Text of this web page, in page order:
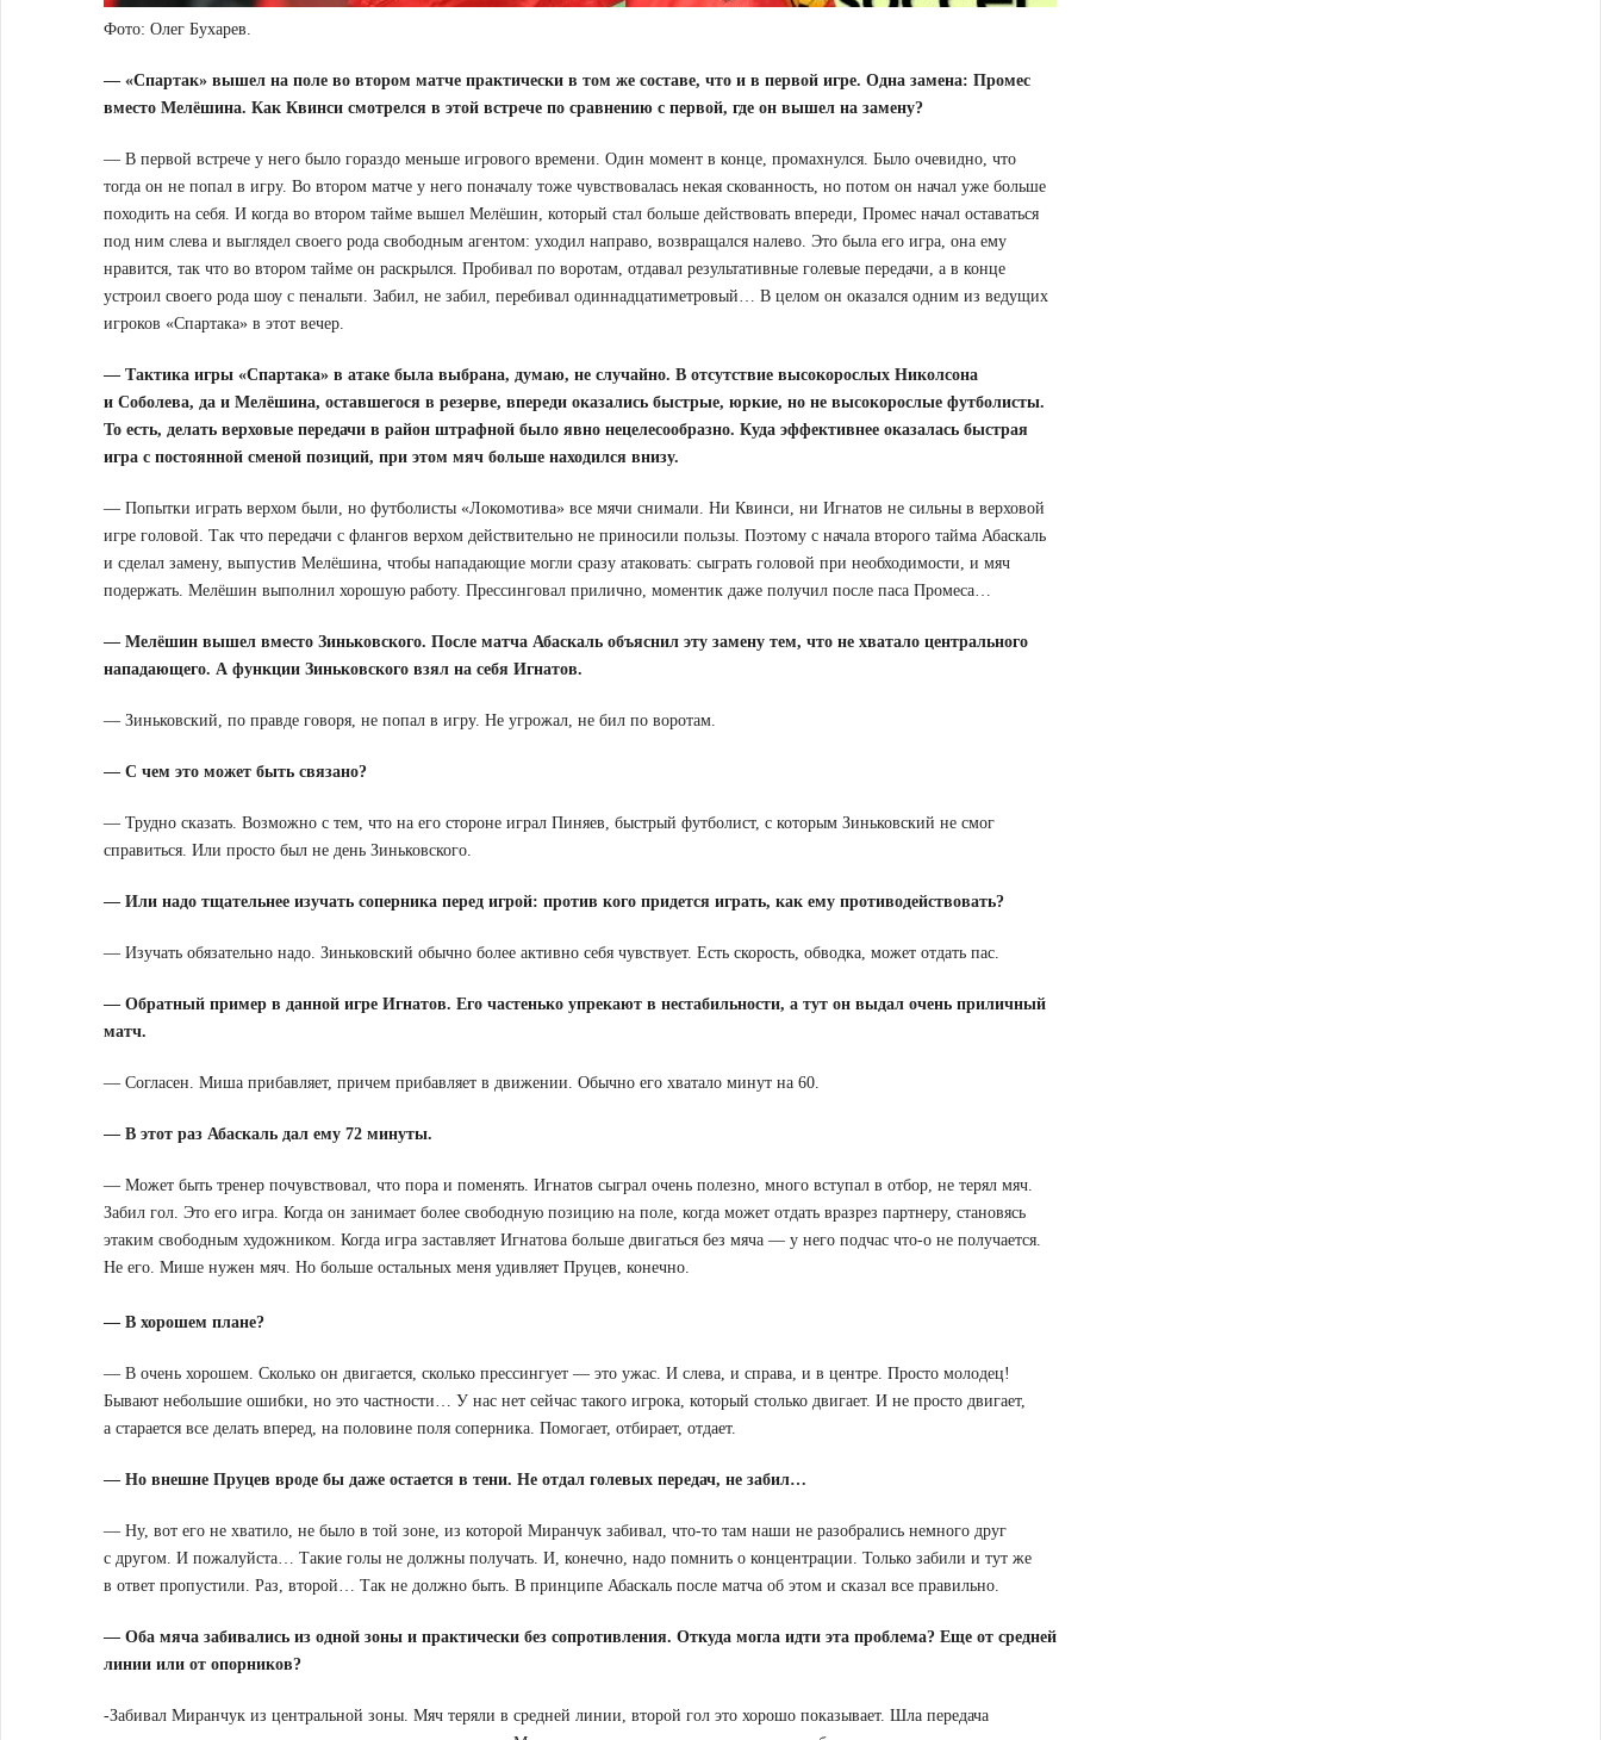
Фото: Олег Бухарев.
— «Спартак» вышел на поле во втором матче практически в том же составе, что и в первой игре. Одна замена: Промес
вместо Мелёшина. Как Квинси смотрелся в этой встрече по сравнению с первой, где он вышел на замену?
— В первой встрече у него было гораздо меньше игрового времени. Один момент в конце, промахнулся. Было очевидно, что
тогда он не попал в игру. Во втором матче у него поначалу тоже чувствовалась некая скованность, но потом он начал уже больше
походить на себя. И когда во втором тайме вышел Мелёшин, который стал больше действовать впереди, Промес начал оставаться
под ним слева и выглядел своего рода свободным агентом: уходил направо, возвращался налево. Это была его игра, она ему
нравится, так что во втором тайме он раскрылся. Пробивал по воротам, отдавал результативные голевые передачи, а в конце
устроил своего рода шоу с пенальти. Забил, не забил, перебивал одиннадцатиметровый… В целом он оказался одним из ведущих
игроков «Спартака» в этот вечер.
— Тактика игры «Спартака» в атаке была выбрана, думаю, не случайно. В отсутствие высокорослых Николсона
и Соболева, да и Мелёшина, оставшегося в резерве, впереди оказались быстрые, юркие, но не высокорослые футболисты.
То есть, делать верховые передачи в район штрафной было явно нецелесообразно. Куда эффективнее оказалась быстрая
игра с постоянной сменой позиций, при этом мяч больше находился внизу.
— Попытки играть верхом были, но футболисты «Локомотива» все мячи снимали. Ни Квинси, ни Игнатов не сильны в верховой
игре головой. Так что передачи с флангов верхом действительно не приносили пользы. Поэтому с начала второго тайма Абаскаль
и сделал замену, выпустив Мелёшина, чтобы нападающие могли сразу атаковать: сыграть головой при необходимости, и мяч
подержать. Мелёшин выполнил хорошую работу. Прессинговал прилично, моментик даже получил после паса Промеса…
— Мелёшин вышел вместо Зиньковского. После матча Абаскаль объяснил эту замену тем, что не хватало центрального
нападающего. А функции Зиньковского взял на себя Игнатов.
— Зиньковский, по правде говоря, не попал в игру. Не угрожал, не бил по воротам.
— С чем это может быть связано?
— Трудно сказать. Возможно с тем, что на его стороне играл Пиняев, быстрый футболист, с которым Зиньковский не смог
справиться. Или просто был не день Зиньковского.
— Или надо тщательнее изучать соперника перед игрой: против кого придется играть, как ему противодействовать?
— Изучать обязательно надо. Зиньковский обычно более активно себя чувствует. Есть скорость, обводка, может отдать пас.
— Обратный пример в данной игре Игнатов. Его частенько упрекают в нестабильности, а тут он выдал очень приличный
матч.
— Согласен. Миша прибавляет, причем прибавляет в движении. Обычно его хватало минут на 60.
— В этот раз Абаскаль дал ему 72 минуты.
— Может быть тренер почувствовал, что пора и поменять. Игнатов сыграл очень полезно, много вступал в отбор, не терял мяч.
Забил гол. Это его игра. Когда он занимает более свободную позицию на поле, когда может отдать вразрез партнеру, становясь
этаким свободным художником. Когда игра заставляет Игнатова больше двигаться без мяча — у него подчас что-о не получается.
Не его. Мише нужен мяч. Но больше остальных меня удивляет Пруцев, конечно.
— В хорошем плане?
— В очень хорошем. Сколько он двигается, сколько прессингует — это ужас. И слева, и справа, и в центре. Просто молодец!
Бывают небольшие ошибки, но это частности… У нас нет сейчас такого игрока, который столько двигает. И не просто двигает,
а старается все делать вперед, на половине поля соперника. Помогает, отбирает, отдает.
— Но внешне Пруцев вроде бы даже остается в тени. Не отдал голевых передач, не забил…
— Ну, вот его не хватило, не было в той зоне, из которой Миранчук забивал, что-то там наши не разобрались немного друг
с другом. И пожалуйста… Такие голы не должны получать. И, конечно, надо помнить о концентрации. Только забили и тут же
в ответ пропустили. Раз, второй… Так не должно быть. В принципе Абаскаль после матча об этом и сказал все правильно.
— Оба мяча забивались из одной зоны и практически без сопротивления. Откуда могла идти эта проблема? Еще от средней
линии или от опорников?
-Забивал Миранчук из центральной зоны. Мяч теряли в средней линии, второй гол это хорошо показывает. Шла передача